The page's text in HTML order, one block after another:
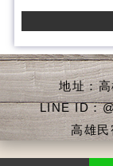
地址：
LINE ID：
高雄